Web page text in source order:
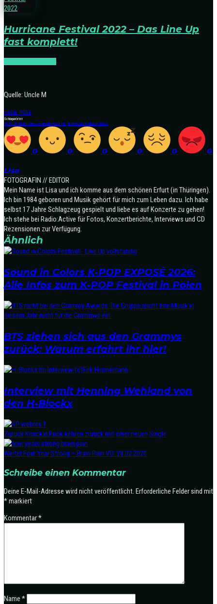
Hurricane Festival 2022 – Das Line Up
fast komplett!
Quelle: Uncle M
SHOW MORE
Schlagwörter
20.02.2020Chris CresswellFeelReleaseThe FlatlinersUncle MUncle Music
0 0 0 0 0 0
Lisa
FOTOGRAFIN // EDITOR
Mein Name ist Lisa und ich komme aus dem schönen Erfurt (in Thüringen).
Ich bin 1984 geboren und Musik gehört für mich zum Leben dazu. Ich habe
selbst 17 Jahre Schlagzeug gespielt und liebe es auf Konzerte zu gehen!
Ich stehe bei Radio:Active für Fotos, Konzertberichte, Interviews und CD
Rezensionen zur Verfügung.
Ähnlich
Sound in Colors K-POP EXPOSÉ 2026:
Alle Infos zum K-POP Festival in Polen
BTS ziehen sich aus den Grammys
zurück: Warum erfahrt ihr hier!
Interview mit Henning Wehland von
den H-Blockx
ZurückKnuckle Puck kehren zurück mit einer neuen Single
WeiterFour Year Strong – Brain Pain VÖ: 28.02.2020
Schreibe einen Kommentar
Deine E-Mail-Adresse wird nicht veröffentlicht. Erforderliche Felder sind mit
*markiert
Kommentar*
Name *